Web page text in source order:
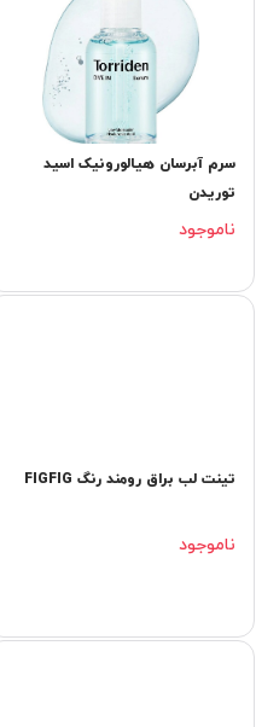
سرم آبرسان هیالورونیک اسید
توریدن
ناموجود
تینت لب براق رومند رنگ FIGFIG
ناموجود